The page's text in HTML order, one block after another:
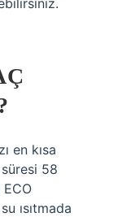
en kısa
58
ısıtmada